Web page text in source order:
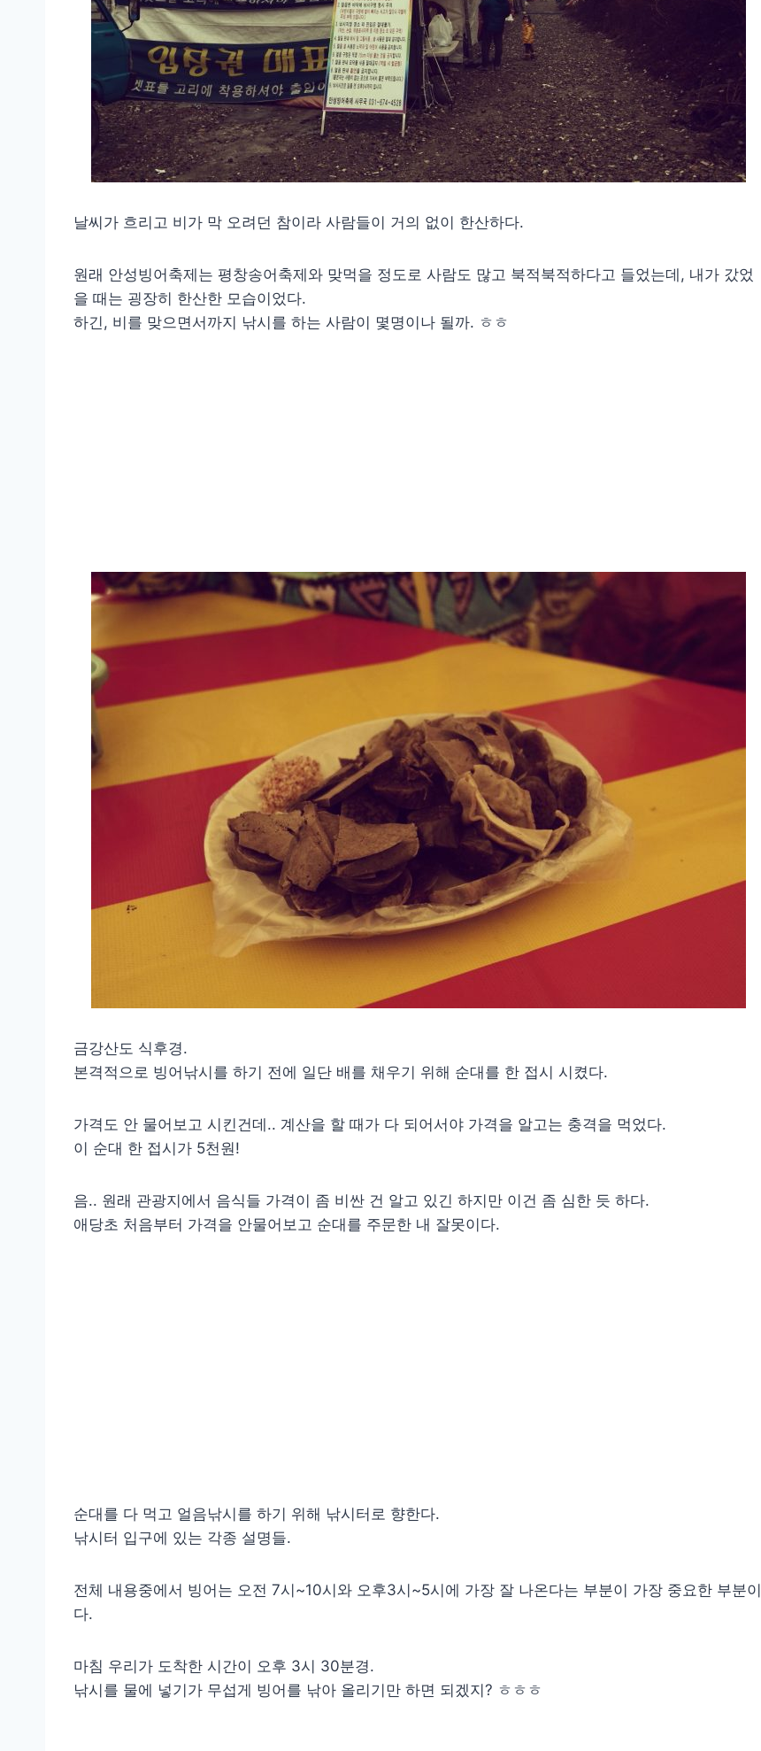
날씨가 흐리고 비가 막 오려던 참이라 사람들이 거의 없이 한산하다.
원래 안성빙어축제는 평창송어축제와 맞먹을 정도로 사람도 많고 북적북적하다고 들었는데, 내가 갔었
을 때는 굉장히 한산한 모습이었다.
하긴, 비를 맞으면서까지 낚시를 하는 사람이 몇명이나 될까. ㅎㅎ
금강산도 식후경.
본격적으로 빙어낚시를 하기 전에 일단 배를 채우기 위해 순대를 한 접시 시켰다.
가격도 안 물어보고 시킨건데.. 계산을 할 때가 다 되어서야 가격을 알고는 충격을 먹었다.
이 순대 한 접시가 5천원!
음.. 원래 관광지에서 음식들 가격이 좀 비싼 건 알고 있긴 하지만 이건 좀 심한 듯 하다.
애당초 처음부터 가격을 안물어보고 순대를 주문한 내 잘못이다.
순대를 다 먹고 얼음낚시를 하기 위해 낚시터로 향한다.
낚시터 입구에 있는 각종 설명들.
전체 내용중에서 빙어는 오전 7시~10시와 오후3시~5시에 가장 잘 나온다는 부분이 가장 중요한 부분이
다.
마침 우리가 도착한 시간이 오후 3시 30분경.
낚시를 물에 넣기가 무섭게 빙어를 낚아 올리기만 하면 되겠지? ㅎㅎㅎ